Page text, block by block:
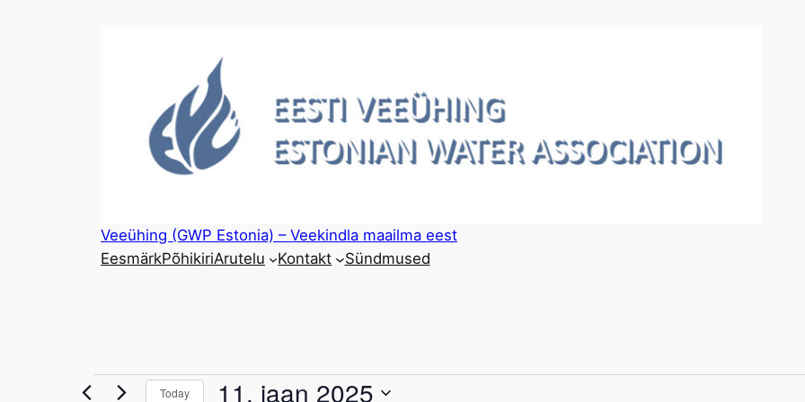
Veeühing (GWP Estonia) – Veekindla maailma eest
EesmärkPõhikiriArutelu Kontakt Sündmused
Today 11. jaan 2025